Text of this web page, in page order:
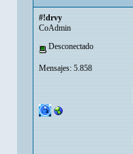
#!drvy
CoAdmin
Desconectado
Mensajes: 5.858